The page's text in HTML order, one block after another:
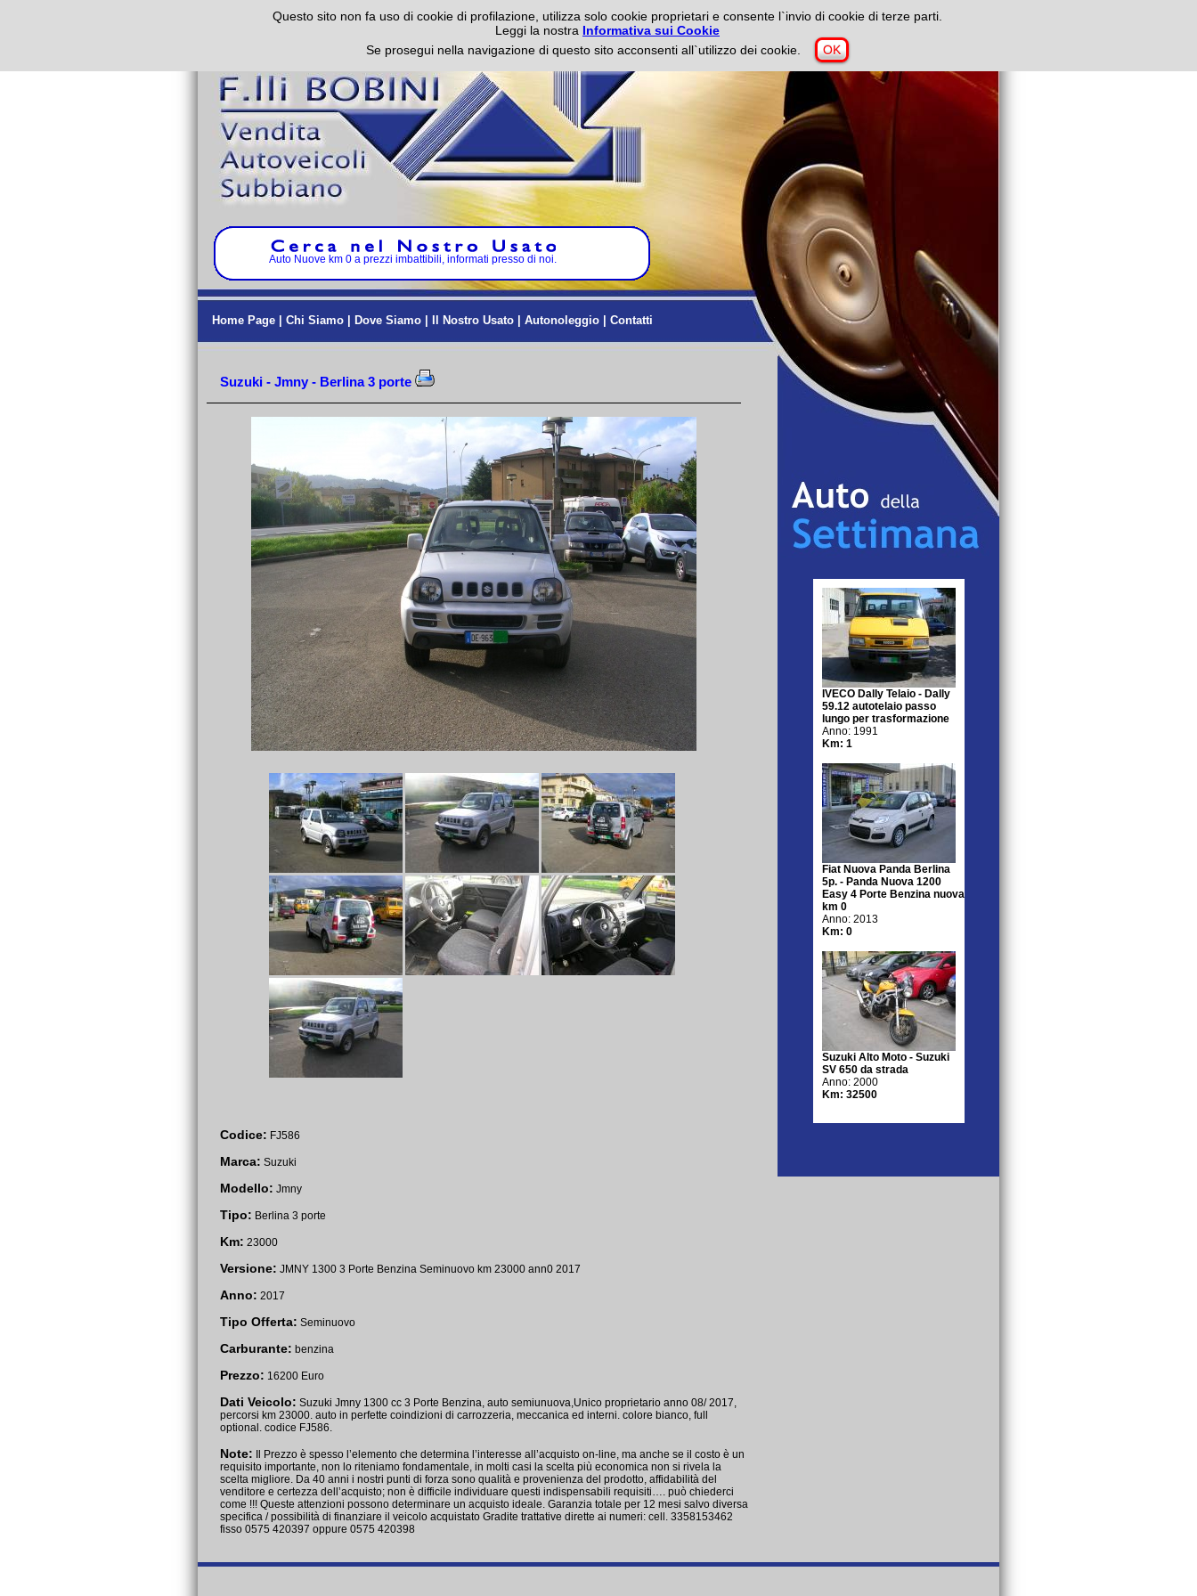
Questo sito non fa uso di cookie di profilazione, utilizza solo cookie proprietari e consente l`invio di cookie di terze parti.
Leggi la nostra Informativa sui Cookie
Se prosegui nella navigazione di questo sito acconsenti all`utilizzo dei cookie.
OK
Auto Nuove km 0 a prezzi imbattibili, informati presso di noi.
Home Page Chi Siamo Dove Siamo Il Nostro Usato Autonoleggio Contatti
Suzuki - Jmny - Berlina 3 porte
Codice: FJ586
Marca: Suzuki
Modello: Jmny
Tipo: Berlina 3 porte
Km: 23000
Versione: JMNY 1300 3 Porte Benzina Seminuovo km 23000 ann0 2017
Anno: 2017
Tipo Offerta: Seminuovo
Carburante: benzina
Prezzo: 16200 Euro
Dati Veicolo: Suzuki Jmny 1300 cc 3 Porte Benzina, auto semiunuova,Unico proprietario anno 08/ 2017,
percorsi km 23000. auto in perfette coindizioni di carrozzeria, meccanica ed interni. colore bianco, full
optional. codice FJ586.
Note: Il Prezzo è spesso l’elemento che determina l’interesse all’acquisto on-line, ma anche se il costo è un
requisito importante, non lo riteniamo fondamentale, in molti casi la scelta più economica non si rivela la
scelta migliore. Da 40 anni i nostri punti di forza sono qualità e provenienza del prodotto, affidabilità del
venditore e certezza dell’acquisto; non è difficile individuare questi indispensabili requisiti…. può chiederci
come !!! Queste attenzioni possono determinare un acquisto ideale. Garanzia totale per 12 mesi salvo diversa
specifica / possibilità di finanziare il veicolo acquistato Gradite trattative dirette ai numeri: cell. 3358153462
fisso 0575 420397 oppure 0575 420398
IVECO Dally Telaio - Dally
59.12 autotelaio passo
lungo per trasformazione
Anno: 1991
Km: 1
Fiat Nuova Panda Berlina
5p. - Panda Nuova 1200
Easy 4 Porte Benzina nuova
km 0
Anno: 2013
Km: 0
Suzuki Alto Moto - Suzuki
SV 650 da strada
Anno: 2000
Km: 32500